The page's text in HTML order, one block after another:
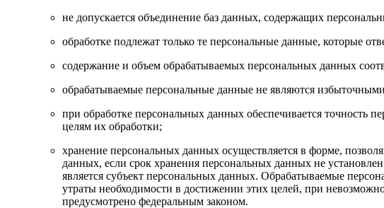
не допускается объединение баз данных, содержащих
обработке подлежат только те персональные данные, которые
содержание и объем обрабатываемых персональных данных
обрабатываемые персональные данные не являются
при обработке персональных данных обеспечивается точность
целям их обработки;
хранение персональных данных осуществляется в форме,
данных, если срок хранения персональных данных не
является субъект персональных данных. Обрабатываемые
утраты необходимости в достижении этих целей, при
предусмотрено федеральным законом.